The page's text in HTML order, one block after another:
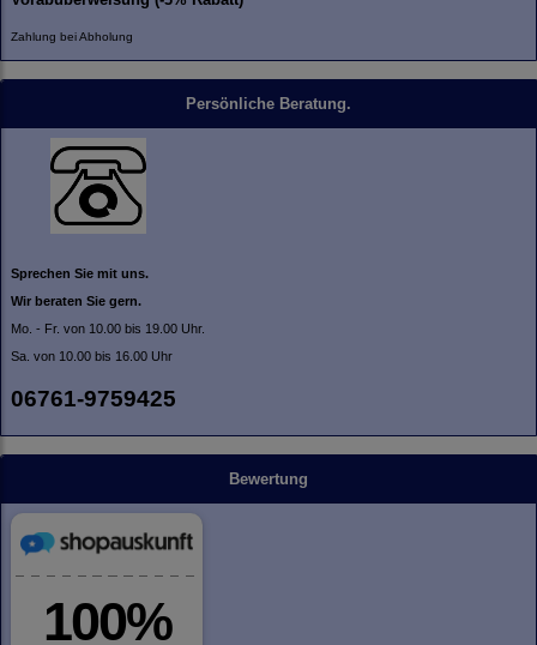
Zahlung bei Abholung
Persönliche Beratung.
Sprechen Sie mit uns.
Wir beraten Sie gern.
Mo. - Fr. von 10.00 bis 19.00 Uhr.
Sa. von 10.00 bis 16.00 Uhr
06761-9759425
Bewertung